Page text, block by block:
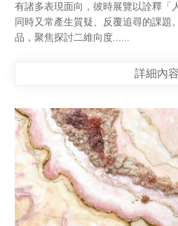
有諸多表現面向，彼時展覽以詮釋
同時又常產生質疑、反覆追尋的課
品，聚焦探討二維向度......
詳細內容